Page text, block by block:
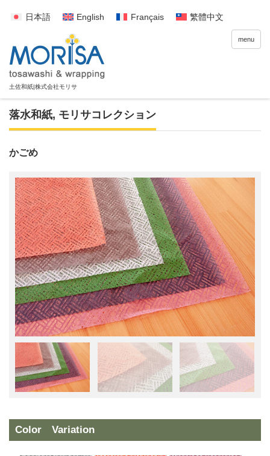
日本語 English Français 繁體中文
menu
落水和紙, モリサコレクション
かごめ
Color Variation